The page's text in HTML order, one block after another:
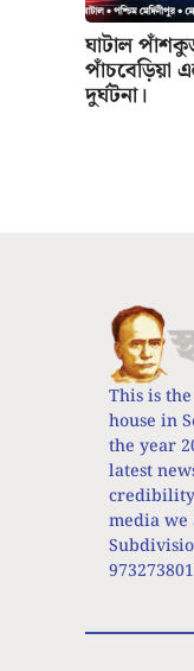
ঘাটাল
পাঁচবেড়িয়া
দুর্ঘটনা।
This is
house in
the year
latest
media we